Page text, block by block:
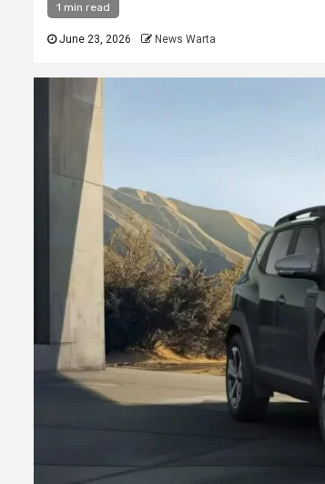
1 min read
June 23, 2026 News Warta